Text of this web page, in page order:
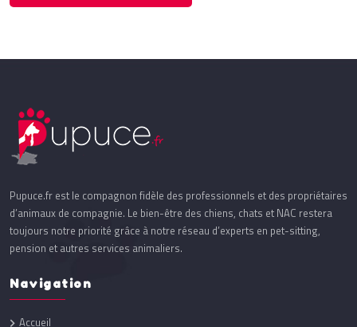
Pupuce.fr est le compagnon fidèle des professionnels et des propriétaires
d’animaux de compagnie. Le bien-être des chiens, chats et NAC restera
toujours notre priorité grâce à notre réseau d’experts en pet-sitting,
pension et autres services animaliers.
Navigation
Accueil